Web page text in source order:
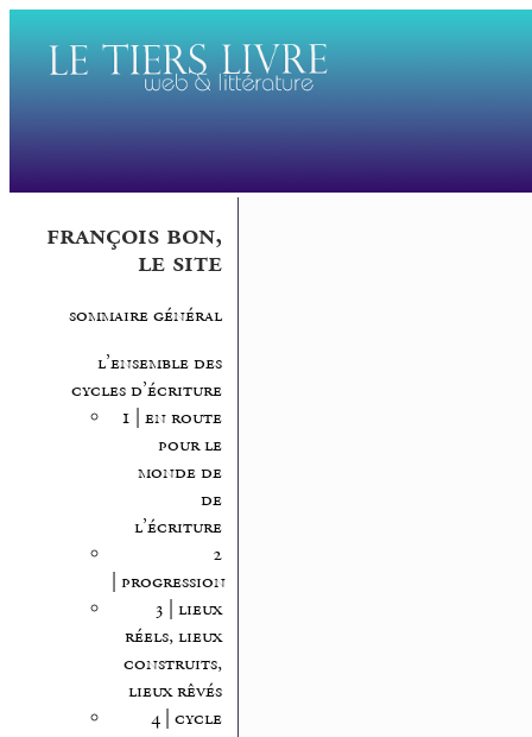
françois bon,
le site
sommaire général
l’ensemble des
cycles d’écriture
1 | en route
pour le
monde de
de
l’écriture
2
| progression
3 | lieux
réels, lieux
construits,
lieux rêvés
4 | cycle